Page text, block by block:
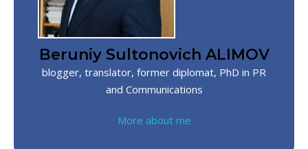
Beruniy Sultonovich ALIMOV
blogger, translator, former diplomat, PhD in PR
and Communications
More about me